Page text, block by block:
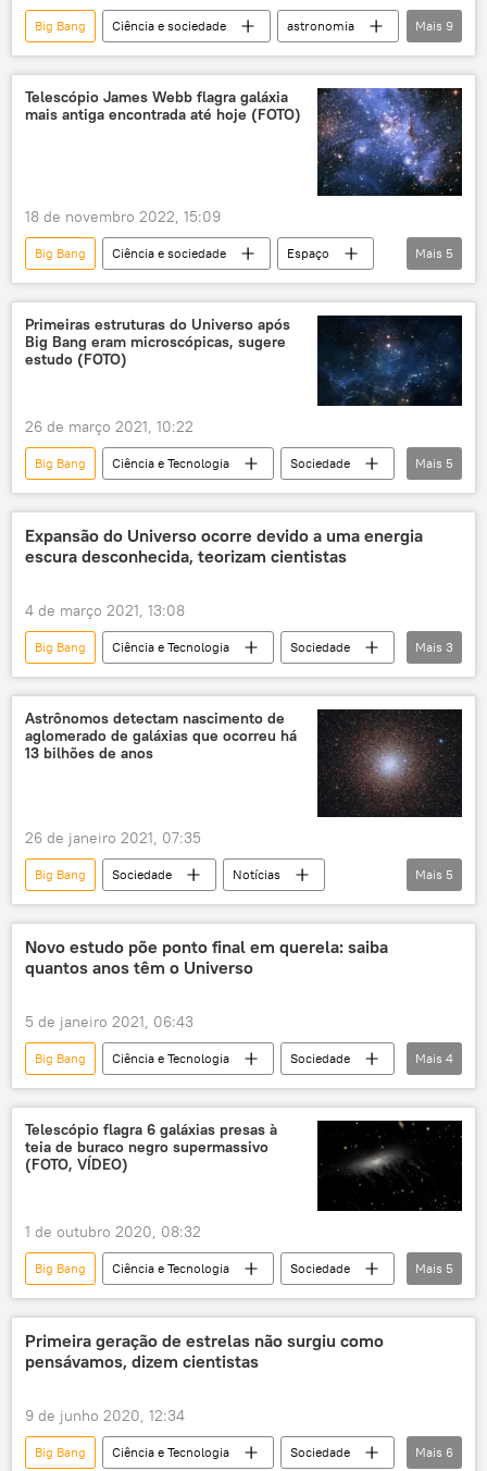
Big Bang Ciência e sociedade
astronomia
astrofísica
buraco negro
Universo
exploração do espaço
Ciência e Tecnologia
James Webb
Universidade de Cambridge
Mais 9
Telescópio James Webb flagra galáxia
mais antiga encontrada até hoje (FOTO)
18 de novembro 2022, 15:09
Big Bang Ciência e sociedade
Espaço
espaço distante
NASA
Universidade da Califórnia
Universidade da Califórnia em Santa Cruz
Mais 5
Primeiras estruturas do Universo após
Big Bang eram microscópicas, sugere
estudo (FOTO)
26 de março 2021, 10:22
Big Bang Ciência e Tecnologia
Sociedade
Notícias
Universo
buracos negros
astronomia
Mais 5
Expansão do Universo ocorre devido a uma energia
escura desconhecida, teorizam cientistas
4 de março 2021, 13:08
Big Bang Ciência e Tecnologia
Sociedade
Notícias
Universo Dinamarca
Mais 3
Astrônomos detectam nascimento de
aglomerado de galáxias que ocorreu há
13 bilhões de anos
26 de janeiro 2021, 07:35
Big Bang Sociedade
Notícias
Ciência e Tecnologia
astronomia
galáxia
Universo
Mais 5
Novo estudo põe ponto final em querela: saiba
quantos anos têm o Universo
5 de janeiro 2021, 06:43
Big Bang Ciência e Tecnologia
Sociedade
Notícias
Universo
estrelas
astronomia
Mais 4
Telescópio flagra 6 galáxias presas à
teia de buraco negro supermassivo
(FOTO, VÍDEO)
1 de outubro 2020, 08:32
Big Bang Ciência e Tecnologia
Sociedade
Notícias
buraco negro
astronomia
Big Bang
telescópio
Mais 5
Primeira geração de estrelas não surgiu como
pensávamos, dizem cientistas
9 de junho 2020, 12:34
Big Bang Ciência e Tecnologia
Sociedade
Mais 6